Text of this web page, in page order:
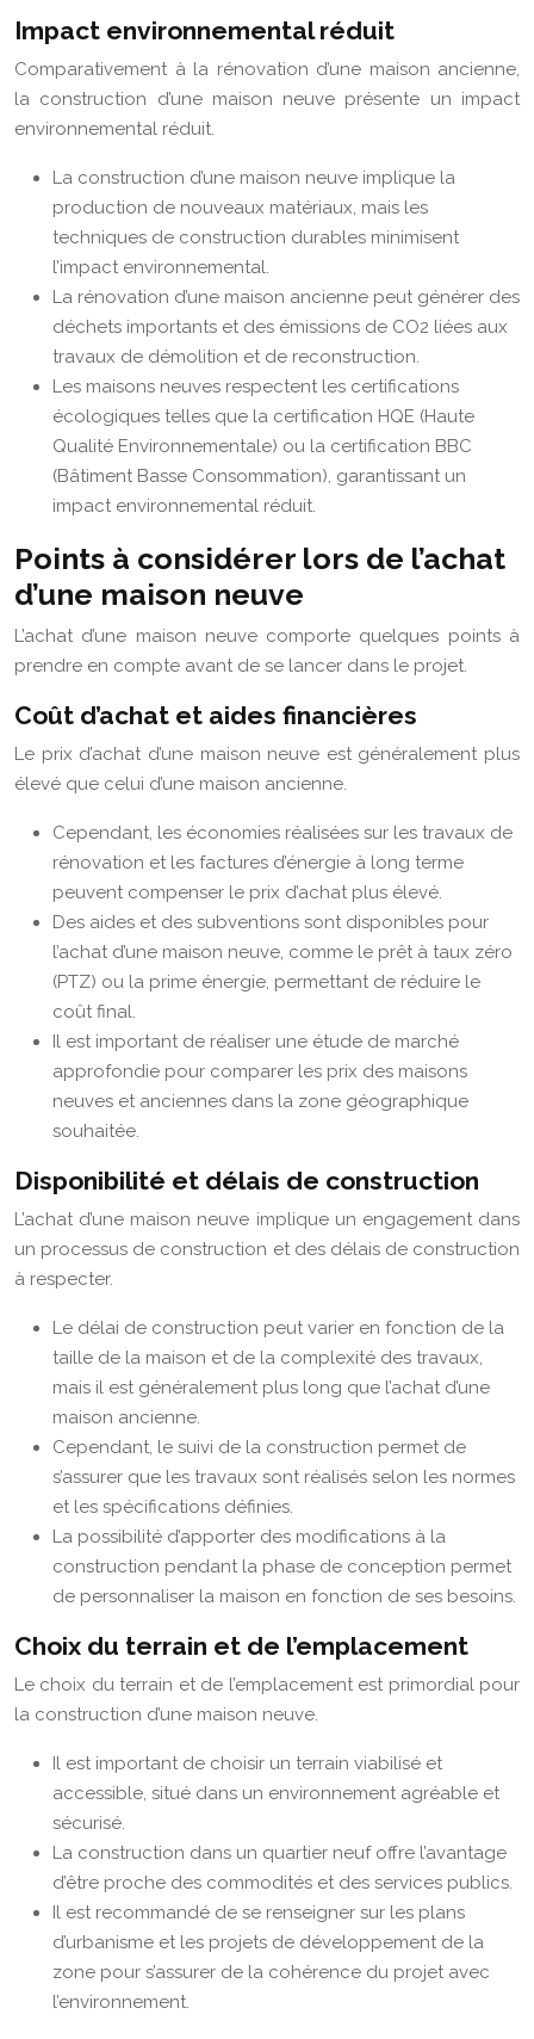
Impact environnemental réduit
Comparativement à la rénovation d’une maison ancienne,
la construction d’une maison neuve présente un impact
environnemental réduit.
La construction d’une maison neuve implique la
production de nouveaux matériaux, mais les
techniques de construction durables minimisent
l’impact environnemental.
La rénovation d’une maison ancienne peut générer des
déchets importants et des émissions de CO2 liées aux
travaux de démolition et de reconstruction.
Les maisons neuves respectent les certifications
écologiques telles que la certification HQE (Haute
Qualité Environnementale) ou la certification BBC
(Bâtiment Basse Consommation), garantissant un
impact environnemental réduit.
Points à considérer lors de l’achat
d’une maison neuve
L’achat d’une maison neuve comporte quelques points à
prendre en compte avant de se lancer dans le projet.
Coût d’achat et aides financières
Le prix d’achat d’une maison neuve est généralement plus
élevé que celui d’une maison ancienne.
Cependant, les économies réalisées sur les travaux de
rénovation et les factures d’énergie à long terme
peuvent compenser le prix d’achat plus élevé.
Des aides et des subventions sont disponibles pour
l’achat d’une maison neuve, comme le prêt à taux zéro
(PTZ) ou la prime énergie, permettant de réduire le
coût final.
Il est important de réaliser une étude de marché
approfondie pour comparer les prix des maisons
neuves et anciennes dans la zone géographique
souhaitée.
Disponibilité et délais de construction
L’achat d’une maison neuve implique un engagement dans
un processus de construction et des délais de construction
à respecter.
Le délai de construction peut varier en fonction de la
taille de la maison et de la complexité des travaux,
mais il est généralement plus long que l’achat d’une
maison ancienne.
Cependant, le suivi de la construction permet de
s’assurer que les travaux sont réalisés selon les normes
et les spécifications définies.
La possibilité d’apporter des modifications à la
construction pendant la phase de conception permet
de personnaliser la maison en fonction de ses besoins.
Choix du terrain et de l’emplacement
Le choix du terrain et de l’emplacement est primordial pour
la construction d’une maison neuve.
Il est important de choisir un terrain viabilisé et
accessible, situé dans un environnement agréable et
sécurisé.
La construction dans un quartier neuf offre l’avantage
d’être proche des commodités et des services publics.
Il est recommandé de se renseigner sur les plans
d’urbanisme et les projets de développement de la
zone pour s’assurer de la cohérence du projet avec
l’environnement.